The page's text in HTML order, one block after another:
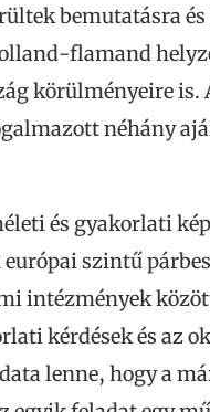
bemutatásra
flamand
körülményeire
néhány
és gyakorlati
szintű
intézmények
kérdések és az
lenne, hogy a